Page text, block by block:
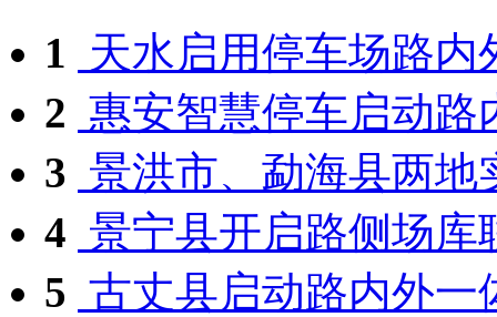
1 天水启用停车场路内
2 惠安智慧停车启动路
3 景洪市、勐海县两地
4 景宁县开启路侧场库
5 古丈县启动路内外一